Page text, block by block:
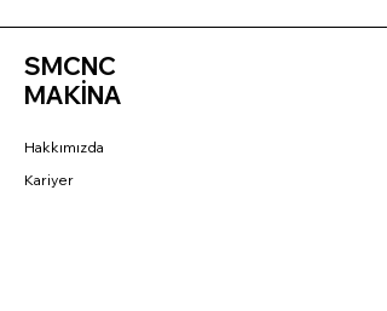
SMCNC
MAKİNA
Hakkımızda
Kariyer